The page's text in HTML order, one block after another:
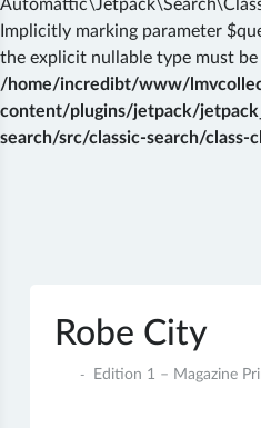
Implicitly marking parameter
the explicit nullable type must be
/home/incredibt/www/
content/plugins/jetpack/
search/src/classic-search/class-
Robe City
Edition 1 – Magazine